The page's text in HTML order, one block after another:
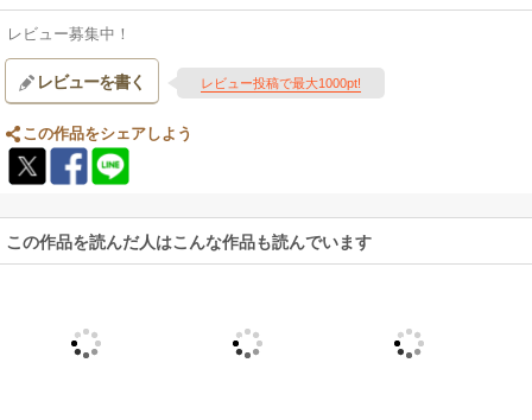
レビュー募集中！
レビューを書く レビュー投稿で最大1000pt!
この作品をシェアしよう
この作品を読んだ人はこんな作品も読んでいます